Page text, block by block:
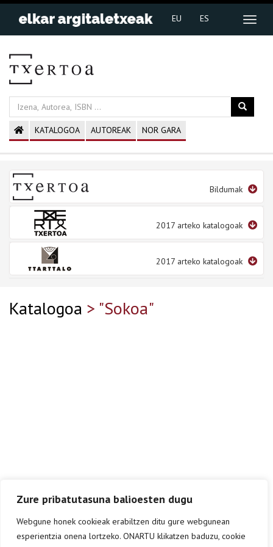
Zure pribatutasuna balioesten dugu
Webgune honek cookieak erabiltzen ditu gure webgunean
esperientzia onena lortzeko. ONARTU klikatzen baduzu, cookie
EU ES
KATALOGOA AUTOREAK NOR GARA
Bildumak
2017 arteko katalogoak
2017 arteko katalogoak
Katalogoa > "Sokoa"